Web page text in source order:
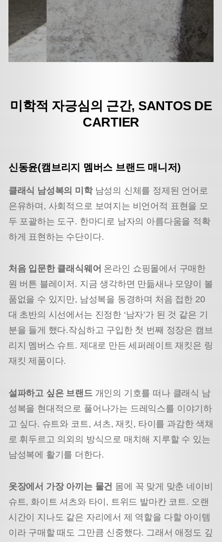
미학적 자긍심의 근간, SANTOS DE
CARTIER
신동윤(캠브리지 멤버스 브랜드 매니저)
클래식 남성복의 미학남성의 신체를 정제된 언어로
은유하며, 사회적으로 보여지는 비언어적 표현을 모
두 포괄하는 도구. 한마디로 남자의 아름다움을 적확
하게 표현하는 수단이다.
처음 입문한 클래식웨어 온라인 쇼핑몰에서 구매한
원 버튼 블레이저. 지금 생각하면 만듦새나 모양이 볼
품없을 수 있지만, 남성복을 동경하며 처음 접한 20
대 초반의 시선에서는 진정한 ‘남자’가 된 것 같은 기
분을 들게 했다.작심하고 구입한 첫 번째 정장은 캠브
리지 멤버스 슈트. 제대로 만든 세퍼레이트 재킷은 링
재킷 제품이다.
설파하고 싶은 브랜드개인의 기호를 떠나 클래식 남
성복을 현대적으로 풀어나가는 드레익스를 이야기하
고 싶다. 슈트와 코트, 셔츠, 재킷, 타이를 과감한 색채
로 휘두르고 의외의 방식으로 매치해 지루할 수 있는
남성복에 활기를 더한다.
옷장에서 가장 아끼는 물건 몸에 꼭 맞게 맞춘 네이비
슈트, 화이트 셔츠와 타이, 트위드 발마칸 코트. 오랜
시간이 지나도 같은 자리에서 제 역할을 다할 아이템
이라 구매할 때도 그만큼 신중했다. 그래서 애정도 깊